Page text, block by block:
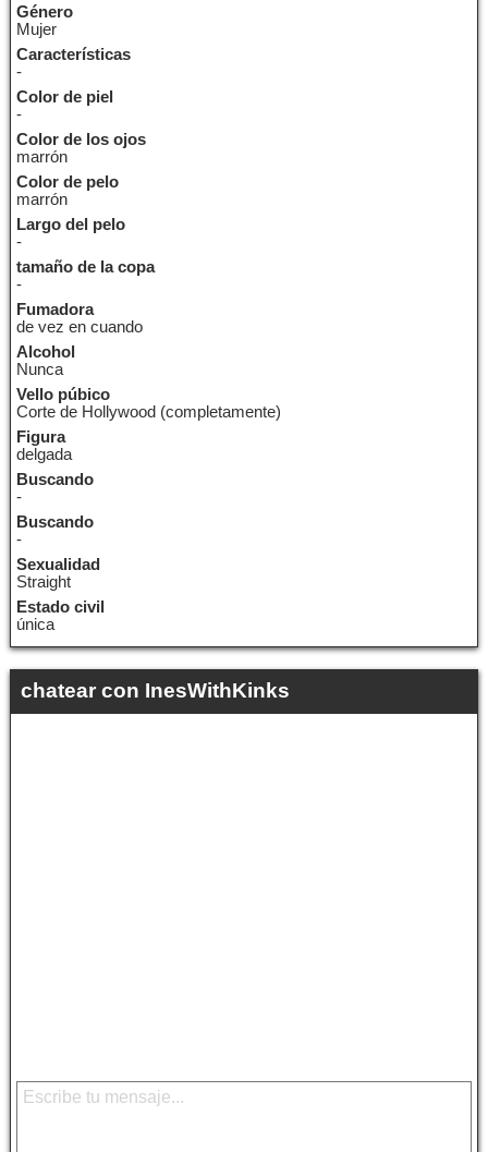
Género
Mujer
Características
-
Color de piel
-
Color de los ojos
marrón
Color de pelo
marrón
Largo del pelo
-
tamaño de la copa
-
Fumadora
de vez en cuando
Alcohol
Nunca
Vello púbico
Corte de Hollywood (completamente)
Figura
delgada
Buscando
-
Buscando
-
Sexualidad
Straight
Estado civil
única
chatear con InesWithKinks